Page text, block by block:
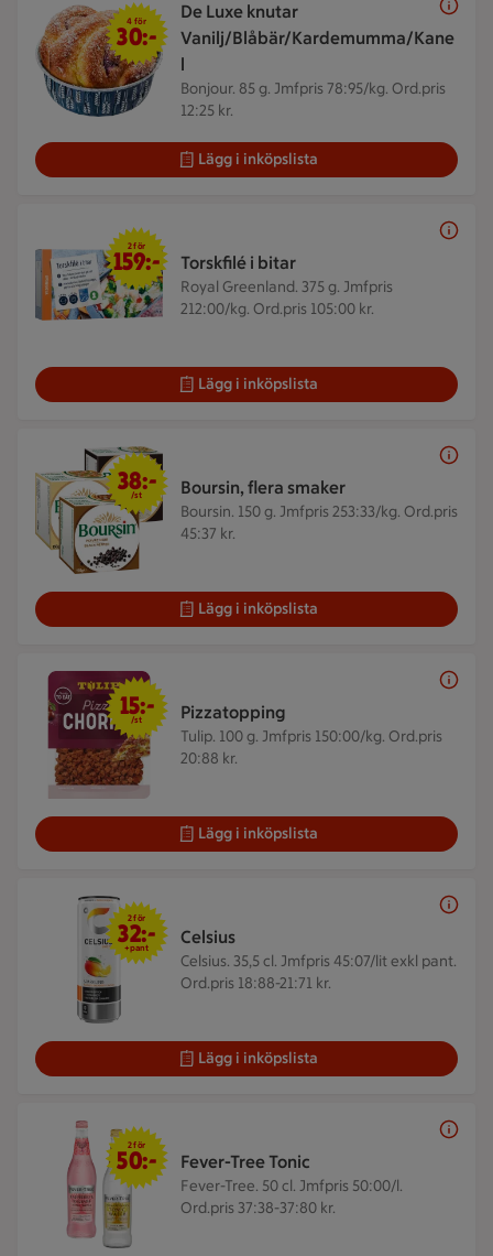
De Luxe knutar
Vanilj/Blåbär/Kardemumma/Kane
l
Bonjour. 85 g. Jmfpris 78:95/kg. Ord.pris
12:25 kr.
4 för 30 kr
4 för
30:-
Lägg i inköpslista
Torskfilé i bitar
Royal Greenland. 375 g. Jmfpris
212:00/kg. Ord.pris 105:00 kr.
2 för 159 kr
2 för
159:-
Lägg i inköpslista
Boursin, flera smaker
Boursin. 150 g. Jmfpris 253:33/kg. Ord.pris
45:37 kr.
38 kr/st
38:-
/st
Lägg i inköpslista
Pizzatopping
Tulip. 100 g. Jmfpris 150:00/kg. Ord.pris
20:88 kr.
15 kr/st
15:-
/st
Lägg i inköpslista
Celsius
Celsius. 35,5 cl. Jmfpris 45:07/lit exkl pant.
Ord.pris 18:88-21:71 kr.
2 för 32 kr +pant
2 för
32:-
+pant
Lägg i inköpslista
Fever-Tree Tonic
Fever-Tree. 50 cl. Jmfpris 50:00/l.
Ord.pris 37:38-37:80 kr.
2 för 50 kr
2 för
50:-